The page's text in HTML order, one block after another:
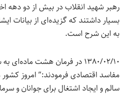
رهبر شهید انقلاب در بیش از دو دهه
بسیار داشتند که گزیده‌ای از بیانات
به این شرح است.
۱۳۸۰/۰۲/۱۰ در فرمان هشت ماده‌ای
مفاسد اقتصادی فرمودند:” امروز
سالم و ایجاد اشتغال برای جوانان و